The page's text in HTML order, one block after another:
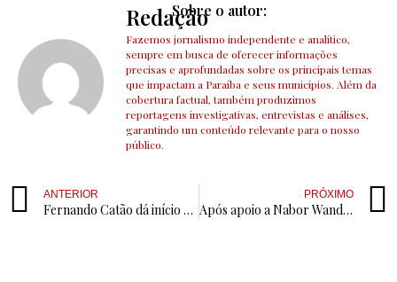
Sobre o autor:
Redação
Fazemos jornalismo independente e analítico,
sempre em busca de oferecer informações
precisas e aprofundadas sobre os principais temas
que impactam a Paraíba e seus municípios. Além da
cobertura factual, também produzimos
reportagens investigativas, entrevistas e análises,
garantindo um conteúdo relevante para o nosso
público.
ANTERIOR
Fernando Catão dá início à despedida do TCE-PB; aposentadoria será oficializada na próxima semana
PRÓXIMO
Após apoio a Nabor Wanderley, pai e filho devem ceder três redutos eleitorais a Fábio Tyrone em acordo político visando 2026